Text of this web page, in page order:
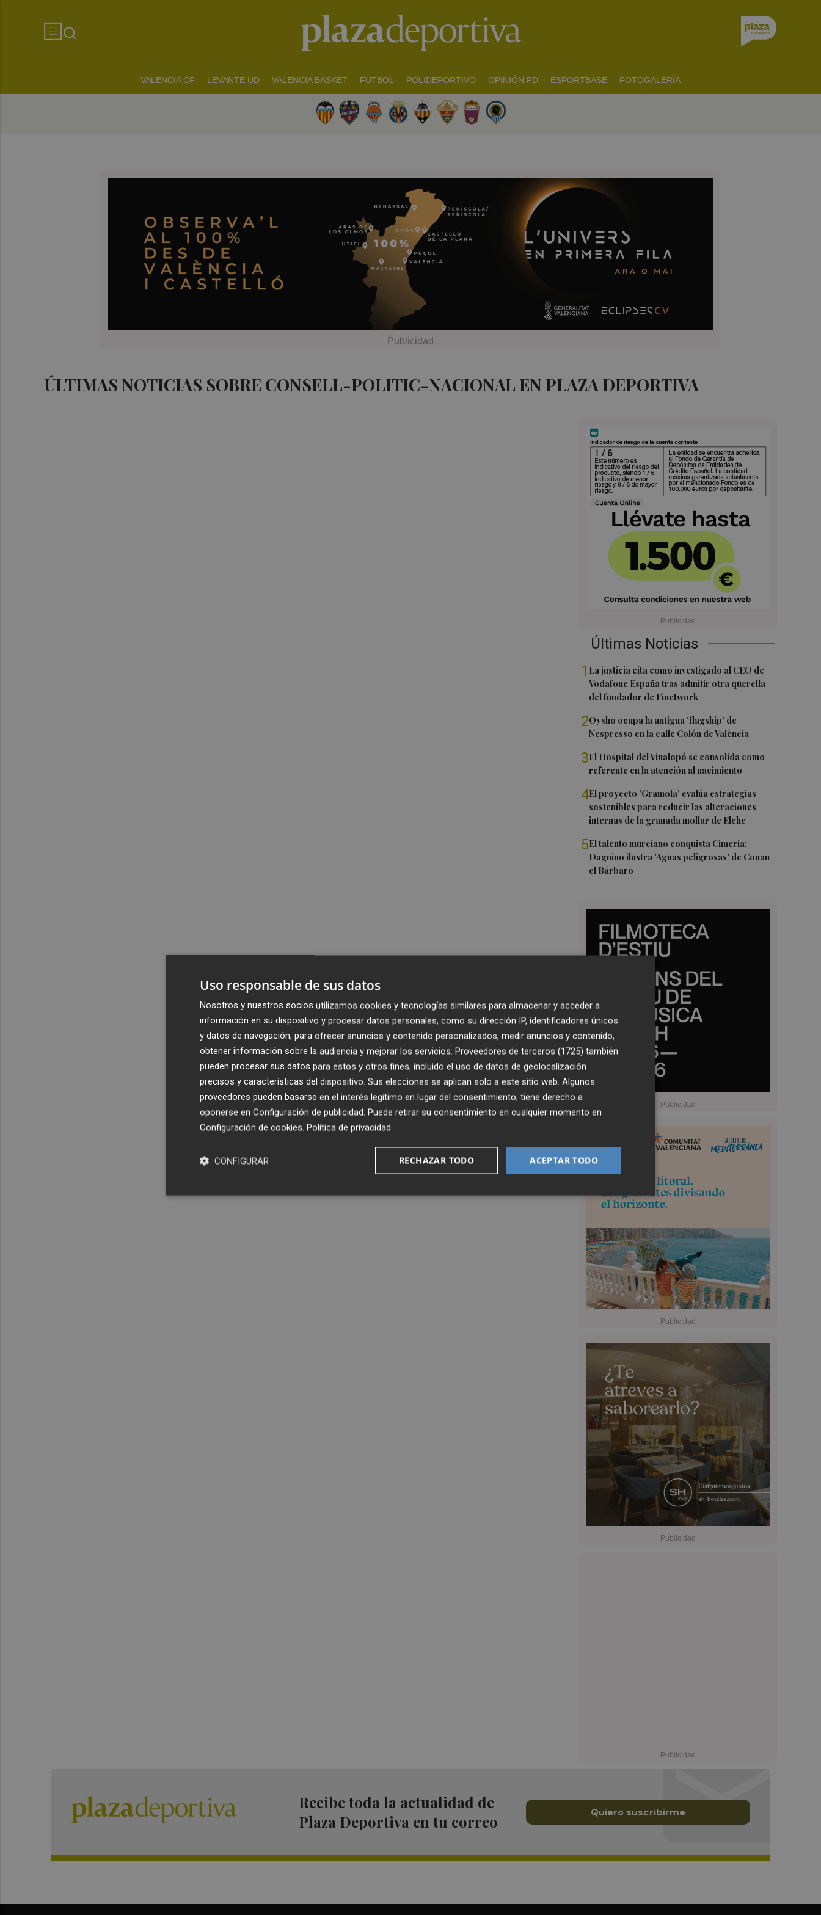
VALENCIA CF LEVANTE UD VALENCIA BASKET FUTBOL POLIDEPORTIVO OPINIÓN PD ESPORTBASE FOTOGALERÍA
ÚLTIMAS NOTICIAS SOBRE CONSELL-POLITIC-NACIONAL EN PLAZA DEPORTIVA
Últimas Noticias
1 La justicia cita como investigado al CEO de
Vodafone España tras admitir otra querella
del fundador de Finetwork
2Oysho ocupa la antigua 'flagship' de
Nespresso en la calle Colón de València
3El Hospital del Vinalopó se consolida como
referente en la atención al nacimiento
4El proyecto 'Gramola' evalúa estrategias
sostenibles para reducir las alteraciones
internas de la granada mollar de Elche
5El talento murciano conquista Cimeria:
Dagnino ilustra 'Aguas peligrosas' de Conan
el Bárbaro
Recibe toda la actualidad de
Plaza Deportiva en tu correo
Quiero suscribirme
Uso responsable de sus datos
Nosotros y nuestros socios utilizamos cookies y tecnologías similares para almacenar y acceder a
información en su dispositivo y procesar datos personales, como su dirección IP, identificadores únicos
y datos de navegación, para ofrecer anuncios y contenido personalizados, medir anuncios y contenido,
obtener información sobre la audiencia y mejorar los servicios. Proveedores de terceros (1725) también
pueden procesar sus datos para estos y otros fines, incluido el uso de datos de geolocalización
precisos y características del dispositivo. Sus elecciones se aplican solo a este sitio web. Algunos
proveedores pueden basarse en el interés legítimo en lugar del consentimiento; tiene derecho a
oponerse en Configuración de publicidad. Puede retirar su consentimiento en cualquier momento en
Configuración de cookies. Política de privacidad
ACEPTAR TODO
RECHAZAR TODO
CONFIGURAR